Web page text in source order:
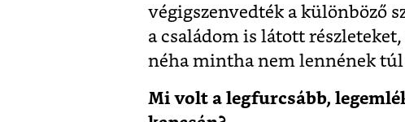
végigszenvedték a különböző
a családom is látott
néha mintha nem lennének
Mi volt a legfurcsább,